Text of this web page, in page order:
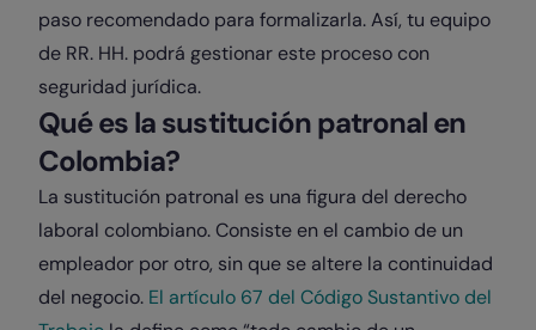
paso recomendado para formalizarla. Así, tu equipo
de RR. HH. podrá gestionar este proceso con
seguridad jurídica.
Qué es la sustitución patronal en
Colombia?
La sustitución patronal es una figura del derecho
laboral colombiano. Consiste en el cambio de un
empleador por otro, sin que se altere la continuidad
del negocio. El artículo 67 del Código Sustantivo del